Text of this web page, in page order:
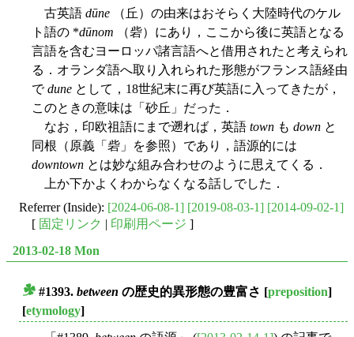
古英語 dūne （丘）の由来はおそらく大陸時代のケル
ト語の *dūnom （砦）にあり，ここから後に英語となる
言語を含むヨーロッパ諸言語へと借用されたと考えられ
る．オランダ語へ取り入れられた形態がフランス語経由
でdune として，18世紀末に再び英語に入ってきたが，
このときの意味は「砂丘」だった．
なお，印欧祖語にまで遡れば，英語 town も down と
同根（原義「砦」を参照）であり，語源的には
downtown とは妙な組み合わせのように思えてくる．
上か下かよくわからなくなる話しでした．
Referrer (Inside): [2024-06-08-1] [2019-08-03-1] [2014-09-02-1]
[ 固定リンク | 印刷用ページ ]
2013-02-18 Mon
#1393. between の歴史的異形態の豊富さ [preposition]
[etymology]